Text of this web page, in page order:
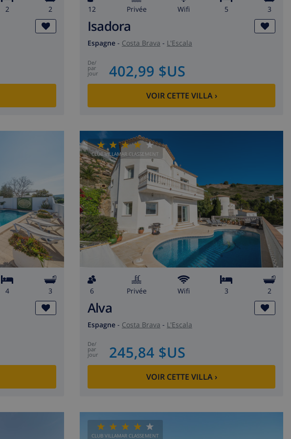
2 2 12 privée wifi 5 3
Isadora
Espagne - Costa Brava - L'Escala
de/
par
jour 402,99 $US
VOIR CETTE VILLA›
4 3
CLUB VILLAMAR CLASSEMENT
6 privée wifi 3 2
Alva
Espagne - Costa Brava - L'Escala
de/
par
jour 245,84 $US
VOIR CETTE VILLA›
CLUB VILLAMAR CLASSEMENT